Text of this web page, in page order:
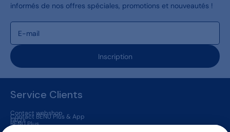
informés de nos offres spéciales, promotions et nouveautés !
Inscription
Service Clients
Contact webshop
Contact BENU Plus & App
FAQ's
BENU Plus
BENU App